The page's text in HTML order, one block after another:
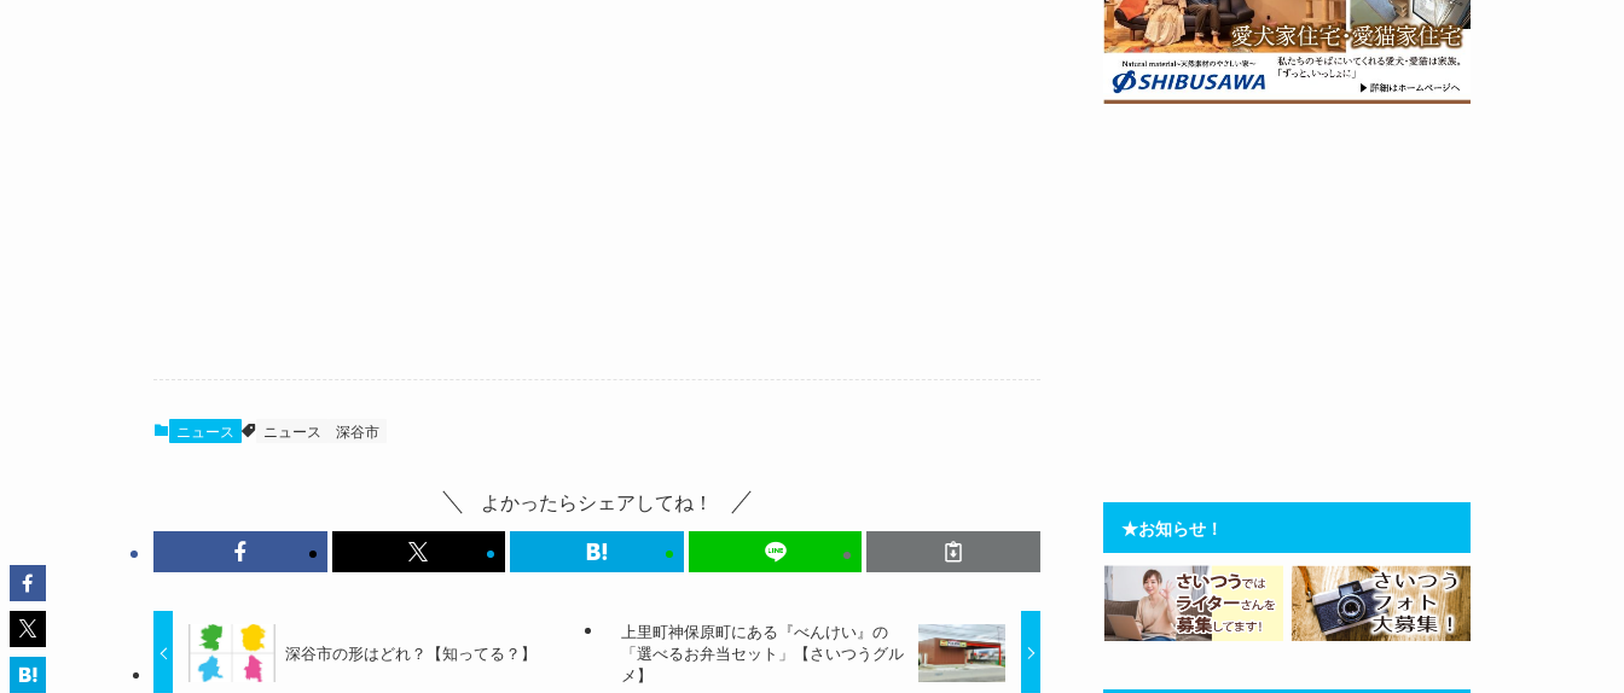
ニュース ニュース 深谷市
よかったらシェアしてね！
深谷市の形はどれ？【知ってる？】
上里町神保原町にある『べんけい』の
「選べるお弁当セット」【さいつうグル
メ】
★お知らせ！